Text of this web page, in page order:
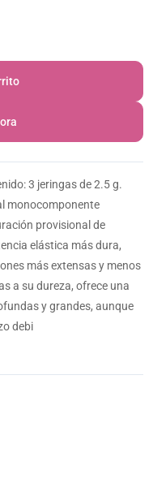
3 jeringas de 2.5 g.
monocomponente
provisional de
elástica más dura,
más extensas y menos
a su dureza, ofrece una
y grandes, aunque
debi